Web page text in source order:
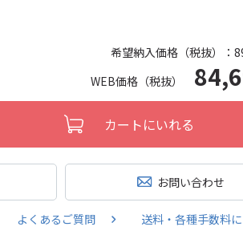
希望納入価格（税抜）：
WEB価格（税抜）
カートにいれる
お問い合わせ
よくあるご質問 送料・各種手数料